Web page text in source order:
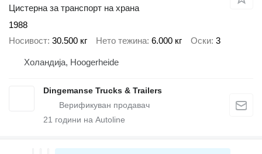
Цистерна за транспорт на храна
1988
Носивост 30.500 кг Нето тежина 6.000 кг Оски 3
Холандија, Hoogerheide
Dingemanse Trucks & Trailers
21 години на Autoline